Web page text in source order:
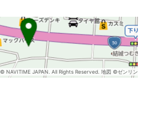
© NAVITIME JAPAN. All Rights Reserved. 地図 ©ゼンリン